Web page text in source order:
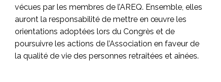
vécues par les membres de l’AREQ. Ensemble, elles
auront la responsabilité de mettre en œuvre les
orientations adoptées lors du Congrès et de
poursuivre les actions de l’Association en faveur de
la qualité de vie des personnes retraitées et aînées.